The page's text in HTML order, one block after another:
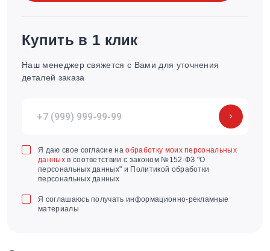
Купить в 1 клик
Наш менеджер свяжется с Вами для уточнения
деталей заказа
Я даю свое согласие наобработку моих персональных
данныхв соответствии с законом №152-ФЗ "О
персональных данных" и Политикой обработки
персональных данных
Я соглашаюсь получать информационно-рекламные
материалы